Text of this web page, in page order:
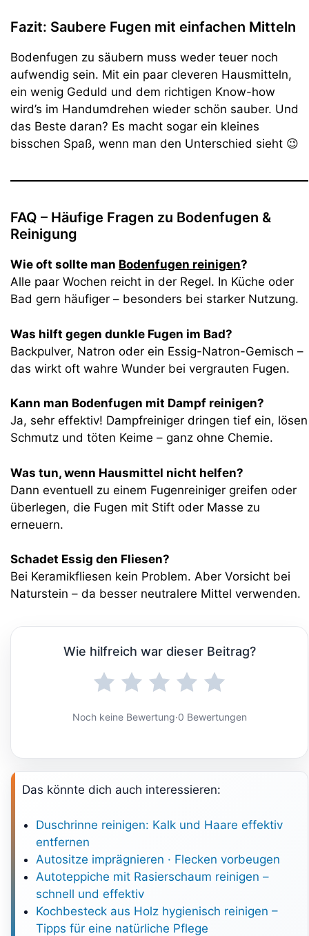
Fazit: Saubere Fugen mit einfachen Mitteln
Bodenfugen zu säubern muss weder teuer noch
aufwendig sein. Mit ein paar cleveren Hausmitteln,
ein wenig Geduld und dem richtigen Know-how
wird’s im Handumdrehen wieder schön sauber. Und
das Beste daran? Es macht sogar ein kleines
bisschen Spaß, wenn man den Unterschied sieht 😉
FAQ – Häufige Fragen zu Bodenfugen &
Reinigung
Wie oft sollte man Bodenfugen reinigen?
Alle paar Wochen reicht in der Regel. In Küche oder
Bad gern häufiger – besonders bei starker Nutzung.
Was hilft gegen dunkle Fugen im Bad?
Backpulver, Natron oder ein Essig-Natron-Gemisch –
das wirkt oft wahre Wunder bei vergrauten Fugen.
Kann man Bodenfugen mit Dampf reinigen?
Ja, sehr effektiv! Dampfreiniger dringen tief ein, lösen
Schmutz und töten Keime – ganz ohne Chemie.
Was tun, wenn Hausmittel nicht helfen?
Dann eventuell zu einem Fugenreiniger greifen oder
überlegen, die Fugen mit Stift oder Masse zu
erneuern.
Schadet Essig den Fliesen?
Bei Keramikfliesen kein Problem. Aber Vorsicht bei
Naturstein – da besser neutralere Mittel verwenden.
Wie hilfreich war dieser Beitrag?
Noch keine Bewertung·0 Bewertungen
Das könnte dich auch interessieren:
Duschrinne reinigen: Kalk und Haare effektiv
entfernen
Autositze imprägnieren · Flecken vorbeugen
Autoteppiche mit Rasierschaum reinigen –
schnell und effektiv
Kochbesteck aus Holz hygienisch reinigen –
Tipps für eine natürliche Pflege